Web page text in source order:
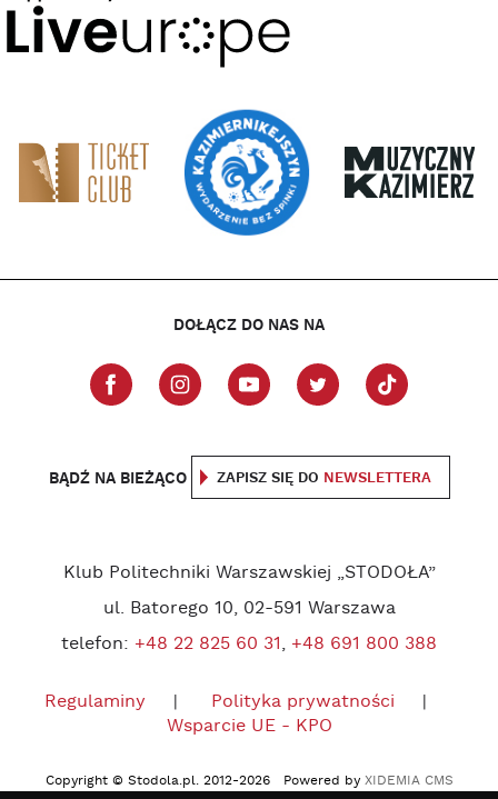
DOŁĄCZ DO NAS NA
BĄDŹ NA BIEŻĄCO ZAPISZ SIĘ DO NEWSLETTERA
Klub Politechniki Warszawskiej „STODOŁA”
ul. Batorego 10, 02-591 Warszawa
telefon: +48 22 825 60 31, +48 691 800 388
Regulaminy
Polityka prywatności
Wsparcie UE - KPO
Copyright © Stodola.pl. 2012-2026 Powered by XIDEMIA CMS